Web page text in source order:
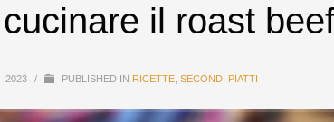
il roast beef
2023 / PUBLISHED IN RICETTE SECONDI PIATTI